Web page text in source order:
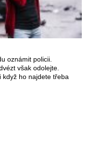
oznámit policii.
však odolejte.
když ho najdete třeba